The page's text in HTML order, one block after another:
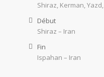
Shiraz, Kerman,
Début
Shiraz – Iran
Fin
Ispahan – Iran